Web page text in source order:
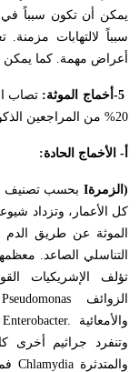
يمكن أن تكون سبباً في
سبباً لالتهابات
أعراض مهمة. كما يمكن
-5 أخماج الموثة:
20% من المراجعين الذكور لمرضى العيادات البولية
أ- الأخماج الحادة:
(الزمرةI بحسب تصنيف
الموثة عن طريق الدم
التناسلي الصاعد.
تؤلف الإشريكيات
الزوائف
والأمعائية Enterobacter.
وتنفرد جراثيم أخرى
والمتدثرة Chlamydia